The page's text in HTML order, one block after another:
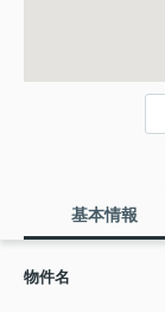
基本情報
物件名